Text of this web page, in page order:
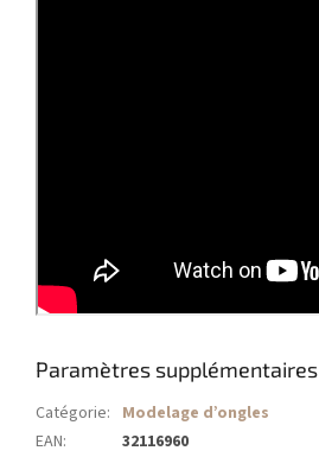
Paramètres supplémentaires
Catégorie: Modelage d’ongles
EAN:
32116960